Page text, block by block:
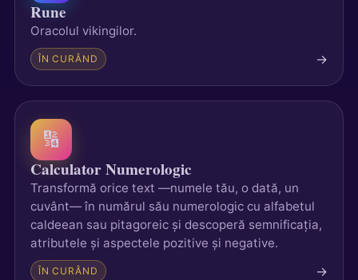
Rune
Oracolul vikingilor.
ÎN CURÂND →
🔢
Calculator Numerologic
Transformă orice text —numele tău, o dată, un
cuvânt— în numărul său numerologic cu alfabetul
caldeean sau pitagoreic și descoperă semnificația,
atributele și aspectele pozitive și negative.
ÎN CURÂND →